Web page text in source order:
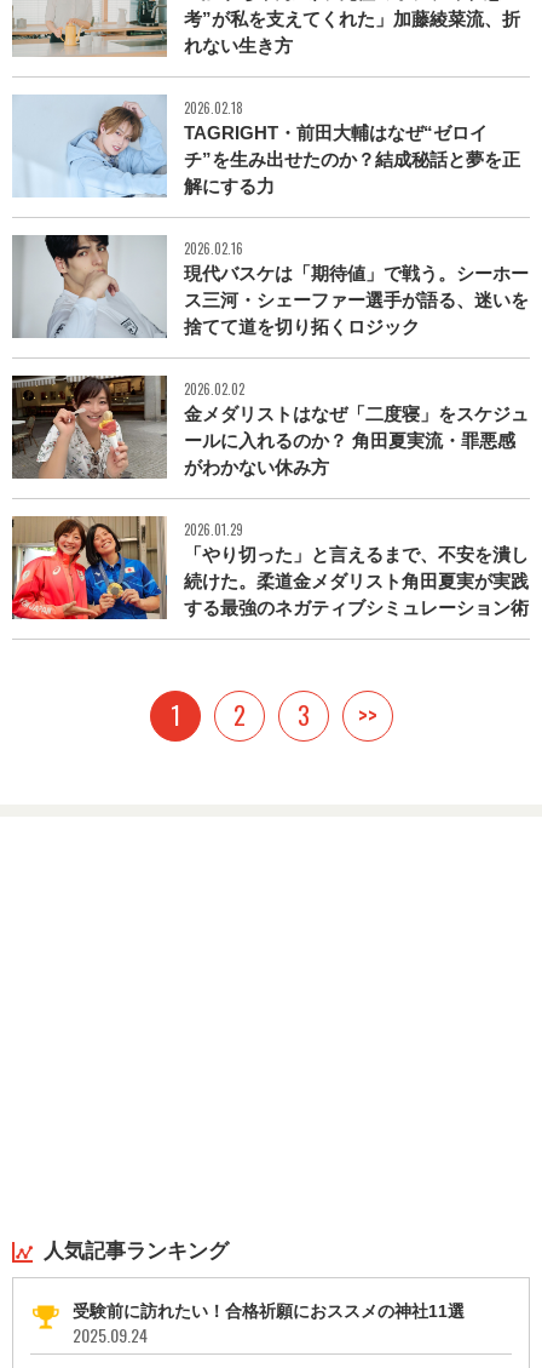
考”が私を支えてくれた」加藤綾菜流、折
れない生き方
2026.02.18
TAGRIGHT・前田大輔はなぜ“ゼロイ
チ”を生み出せたのか？結成秘話と夢を正
解にする力
2026.02.16
現代バスケは「期待値」で戦う。シーホー
ス三河・シェーファー選手が語る、迷いを
捨てて道を切り拓くロジック
2026.02.02
金メダリストはなぜ「二度寝」をスケジュ
ールに入れるのか？ 角田夏実流・罪悪感
がわかない休み方
2026.01.29
「やり切った」と言えるまで、不安を潰し
続けた。柔道金メダリスト角田夏実が実践
する最強のネガティブシミュレーション術
1 2 3 >>
人気記事ランキング
受験前に訪れたい！合格祈願におススメの神社11選
2025.09.24